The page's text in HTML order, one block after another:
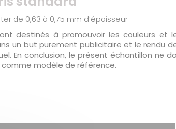
de 0,63 à 0,75 mm d’épaisseur
destinés à promouvoir les couleurs et
un but purement publicitaire et le rendu
En conclusion, le présent échantillon ne
modèle de référence.